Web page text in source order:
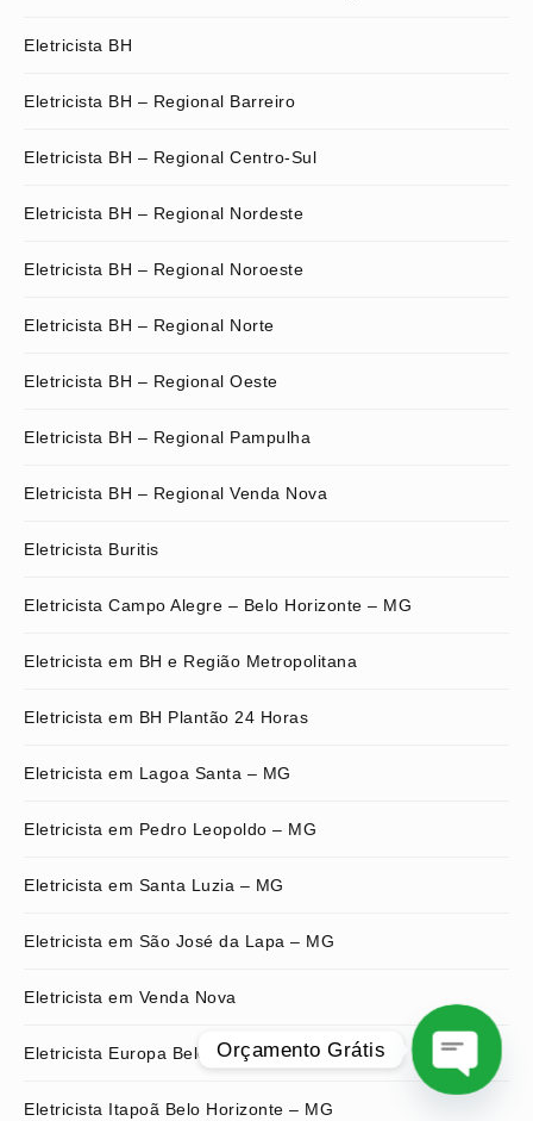
Eletricista BH
Eletricista BH – Regional Barreiro
Eletricista BH – Regional Centro-Sul
Eletricista BH – Regional Nordeste
Eletricista BH – Regional Noroeste
Eletricista BH – Regional Norte
Eletricista BH – Regional Oeste
Eletricista BH – Regional Pampulha
Eletricista BH – Regional Venda Nova
Eletricista Buritis
Eletricista Campo Alegre – Belo Horizonte – MG
Eletricista em BH e Região Metropolitana
Eletricista em BH Plantão 24 Horas
Eletricista em Lagoa Santa – MG
Eletricista em Pedro Leopoldo – MG
Eletricista em Santa Luzia – MG
Eletricista em São José da Lapa – MG
Eletricista em Venda Nova
Eletricista Europa Belo Horizonte – MG
Eletricista Itapoã Belo Horizonte – MG
Orçamento Grátis